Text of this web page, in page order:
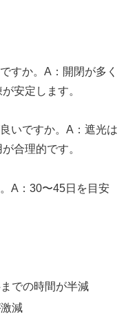
すか。A：開閉が多く
安定します。
いですか。A：遮光は
合理的です。
A：30〜45日を目安
での時間が半減
減